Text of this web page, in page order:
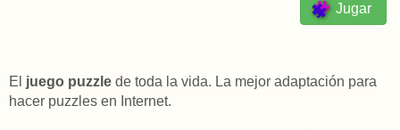
Jugar
El juego puzzle de toda la vida. La mejor adaptación para
hacer puzzles en Internet.